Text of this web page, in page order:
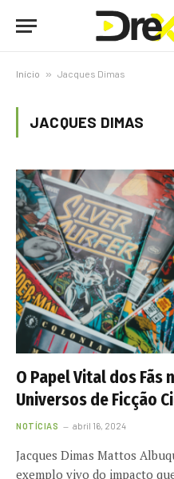
Início » Jacques Dimas
JACQUES DIMAS
O Papel Vital dos
Universos de Ficção
NOTÍCIAS abril 16, 2024
Jacques Dimas Mattos
exemplo vivo do impacto